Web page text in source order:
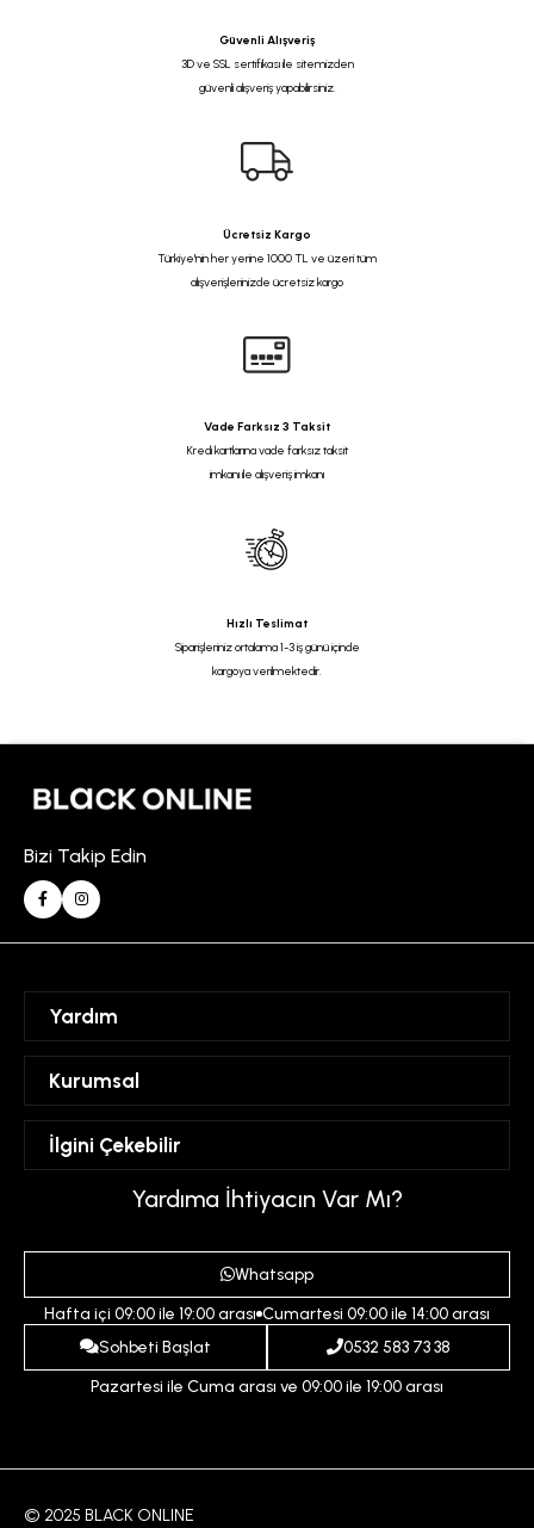
Güvenli Alışveriş
3D ve SSL sertifikası ile sitemizden
güvenli alışveriş yapabilirsiniz.
Ücretsiz Kargo
Türkiye'nin her yerine 1000 TL ve üzeri tüm
alışverişlerinizde ücretsiz kargo
Vade Farksız 3 Taksit
Kredi kartlarına vade farksız taksit
imkanı ile alışveriş imkanı
Hızlı Teslimat
Siparişleriniz ortalama 1-3 iş günü içinde
kargoya verilmektedir.
Bizi Takip Edin
Yardım
Hesabım
Favorilerim
Kurumsal
Mesafeli Satış Sözleşmesi
Üyelik Sözleşmesi
Gizlilik ve Güvenlik Politikası
Ödeme ve Teslimat Koşulları
İptal ve İade Koşulları
İlgini Çekebilir
İndirim
Yardıma İhtiyacın Var Mı?
Whatsapp
Hafta içi 09:00 ile 19:00 arası Cumartesi 09:00 ile 14:00 arası
Sohbeti Başlat
0532 583 73 38
Pazartesi ile Cuma arası ve 09:00 ile 19:00 arası
© 2025 BLACK ONLINE